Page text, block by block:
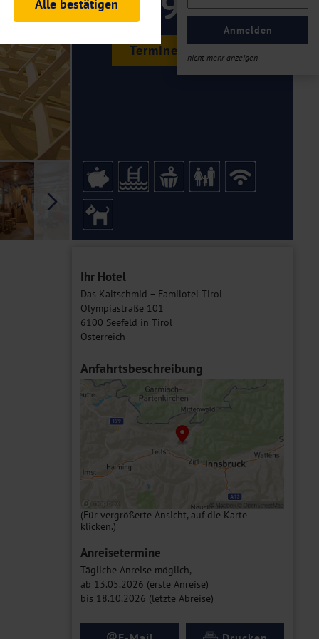
Anmelden
nicht mehr anzeigen
Termine & Preise
Ihr Hotel
Das Kaltschmid – Familotel Tirol
Olympiastraße 101
6100 Seefeld in Tirol
Österreich
Anfahrtsbeschreibung
(Für vergrößerte Ansicht, auf die Karte
klicken.)
Anreisetermine
Tägliche Anreise möglich,
ab 13.05.2026 (erste Anreise)
bis 18.10.2026 (letzte Abreise)
@
und Analysen. Mithilfe
Auftritts ermitteln und
es zu einer Drittlands
Daten finden Sie in unseren
Alle bestätigen